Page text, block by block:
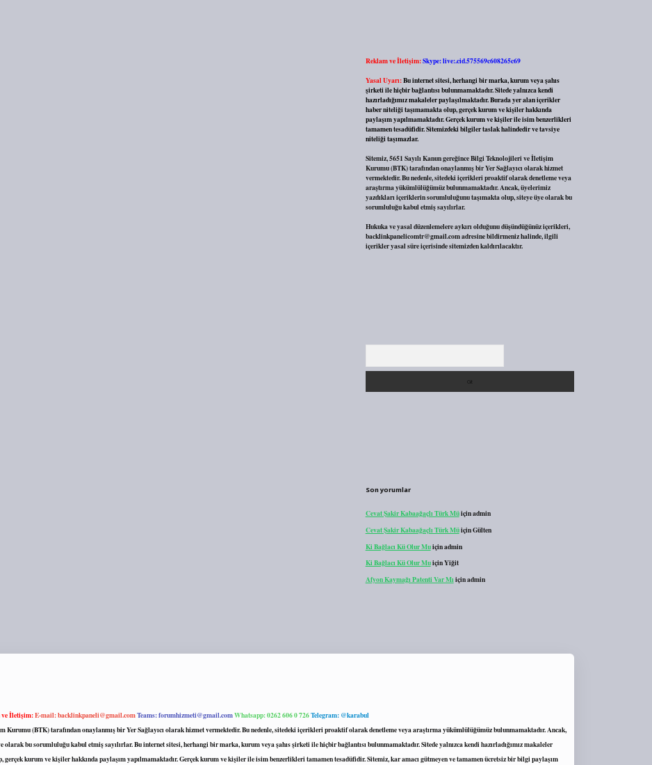
Reklam ve İletişim:Skype: live:.cid.575569c608265c69
Yasal Uyarı:Bu internet sitesi, herhangi bir marka, kurum veya şahıs
şirketi ile hiçbir bağlantısı bulunmamaktadır. Sitede yalnızca kendi
hazırladığımız makaleler paylaşılmaktadır. Burada yer alan içerikler
haber niteliği taşımamakta olup, gerçek kurum ve kişiler hakkında
paylaşım yapılmamaktadır. Gerçek kurum ve kişiler ile isim benzerlikleri
tamamen tesadüfidir. Sitemizdeki bilgiler taslak halindedir ve tavsiye
niteliği taşımazlar.
Sitemiz, 5651 Sayılı Kanun gereğince Bilgi Teknolojileri ve İletişim
Kurumu (BTK) tarafından onaylanmış bir Yer Sağlayıcı olarak hizmet
vermektedir. Bu nedenle, sitedeki içerikleri proaktif olarak denetleme veya
araştırma yükümlülüğümüz bulunmamaktadır. Ancak, üyelerimiz
yazdıkları içeriklerin sorumluluğunu taşımakta olup, siteye üye olarak bu
sorumluluğu kabul etmiş sayılırlar.
Hukuka ve yasal düzenlemelere aykırı olduğunu düşündüğünüz içerikleri,
backlinkpanelicomtr@gmail.comadresine bildirmeniz halinde, ilgili
içerikler yasal süre içerisinde sitemizden kaldırılacaktır.
Son yorumlar
Cevat Şakir Kabaağaçlı Türk Müiçinadmin
Cevat Şakir Kabaağaçlı Türk MüiçinGülten
Ki Bağlacı Kü Olur Muiçinadmin
Ki Bağlacı Kü Olur MuiçinYiğit
Afyon Kaymağı Patenti Var Mı içinadmin
ve İletişim:E-mail:backlinkpaneli@gmail.comTeams:forumhizmeti@gmail.comWhatsapp: 0262 606 0 726Telegram: @karabul
(BTK) tarafından onaylanmış bir Yer Sağlayıcı olarak hizmet vermektedir. Bu nedenle, sitedeki içerikleri proaktif olarak denetleme veya araştırma yükümlülüğümüz bulunmamaktadır. Ancak,
bu sorumluluğu kabul etmiş sayılırlar. Bu internet sitesi, herhangi bir marka, kurum veya şahıs şirketi ile hiçbir bağlantısı bulunmamaktadır. Sitede yalnızca kendi hazırladığımız makaleler
kurum ve kişiler hakkında paylaşım yapılmamaktadır. Gerçek kurum ve kişiler ile isim benzerlikleri tamamen tesadüfidir. Sitemiz, kar amacı gütmeyen ve tamamen ücretsiz bir bilgi paylaşım